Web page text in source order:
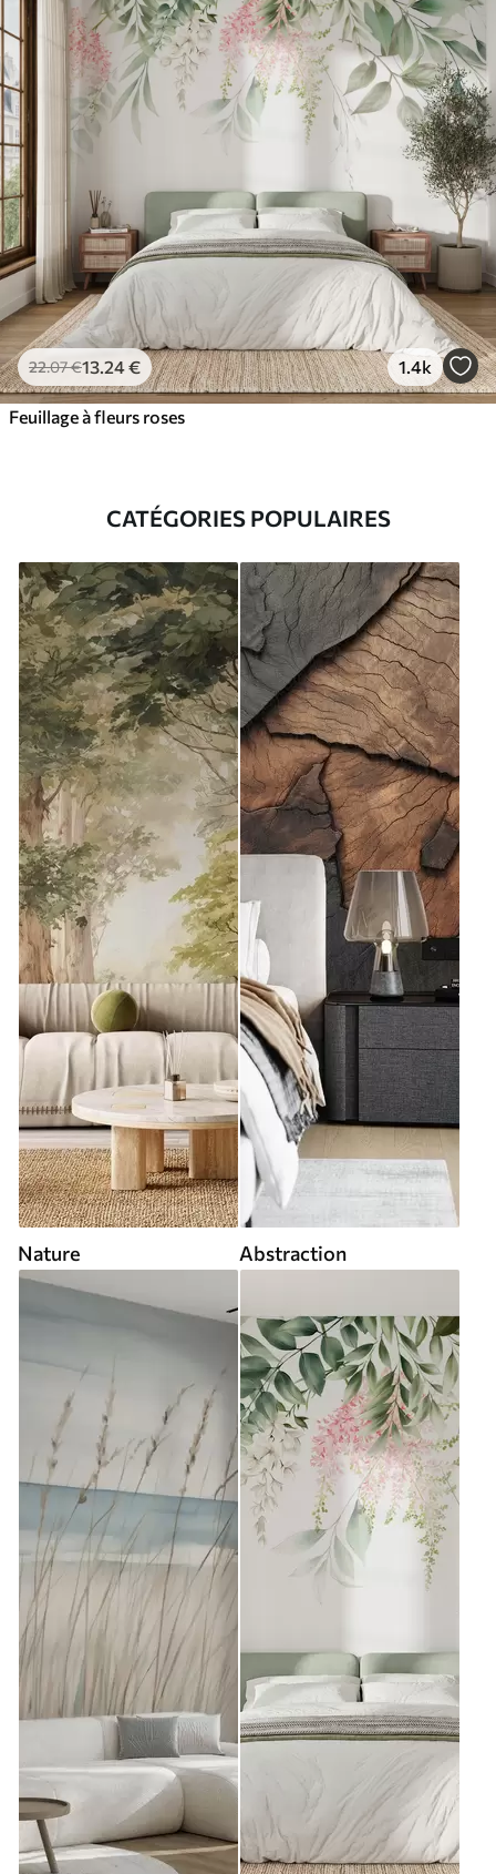
22.07€13 .24€ 1.4k
Feuillage à fleurs roses
CATÉGORIES POPULAIRES
Nature Abstraction